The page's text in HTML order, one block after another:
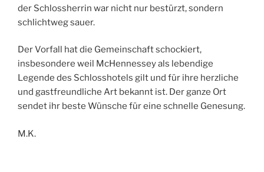
der Schlossherrin war nicht nur bestürzt, sondern
schlichtweg sauer.
Der Vorfall hat die Gemeinschaft schockiert,
insbesondere weil McHennessey als lebendige
Legende des Schlosshotels gilt und für ihre herzliche
und gastfreundliche Art bekannt ist. Der ganze Ort
sendet ihr beste Wünsche für eine schnelle Genesung.
M.K.